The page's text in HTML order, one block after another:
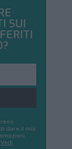
SUI
dare il mio
Vedi